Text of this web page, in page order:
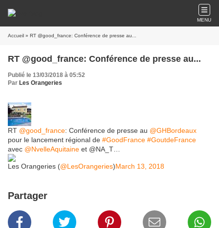
MENU
Accueil » RT @good_france: Conférence de presse au...
RT @good_france: Conférence de presse au...
Publié le 13/03/2018 à 05:52
Par Les Orangeries
RT @good_france: Conférence de presse au @GHBordeaux
pour le lancement régional de #GoodFrance #GoutdeFrance
avec @NvelleAquitaine et @NA_T…
Les Orangeries (@LesOrangeries)March 13, 2018
Partager